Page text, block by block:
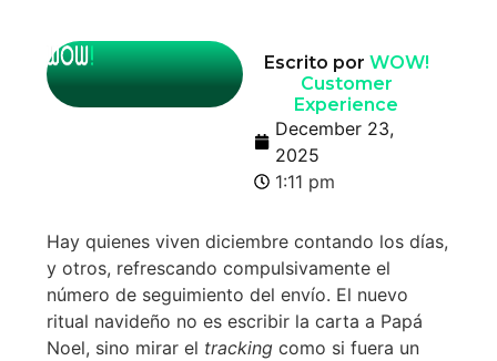
Escrito por WOW!
Customer
Experience
December 23,
2025
1:11 pm
Hay quienes viven diciembre contando los días,
y otros, refrescando compulsivamente el
número de seguimiento del envío. El nuevo
ritual navideño no es escribir la carta a Papá
Noel, sino mirar el tracking como si fuera un